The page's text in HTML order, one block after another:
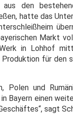
den
hatte das
Markt
in Lohhof
für den
Polen und
Bayern einen
sagt